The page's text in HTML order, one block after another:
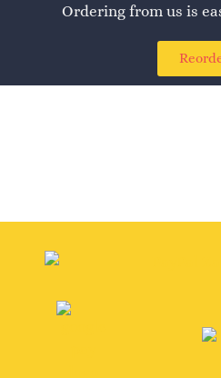
Ordering from us is